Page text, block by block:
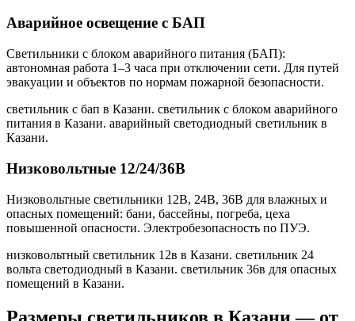
Аварийное освещение с БАП
Светильники с блоком аварийного питания (БАП):
автономная работа 1–3 часа при отключении сети. Для путей
эвакуации и объектов по нормам пожарной безопасности.
светильник с бап в Казани. светильник с блоком аварийного
питания в Казани. аварийный светодиодный светильник в
Казани.
Низковольтные 12/24/36В
Низковольтные светильники 12В, 24В, 36В для влажных и
опасных помещений: бани, бассейны, погреба, цеха
повышенной опасности. Электробезопасность по ПУЭ.
низковольтный светильник 12в в Казани. светильник 24
вольта светодиодный в Казани. светильник 36в для опасных
помещений в Казани.
Размеры светильников в Казани— от